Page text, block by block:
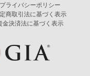
プライバシーポリシー
商取引法に基づく表示
金決済法に基づく表示